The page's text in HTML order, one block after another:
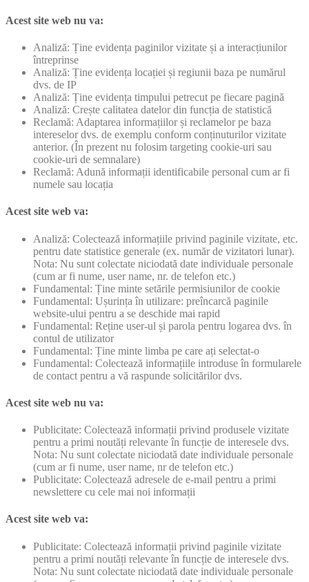
Acest site web nu va:
Analiză: Ține evidența paginilor vizitate și a interacțiunilor
întreprinse
Analiză: Ține evidența locației și regiunii baza pe numărul
dvs. de IP
Analiză: Ține evidența timpului petrecut pe fiecare pagină
Analiză: Crește calitatea datelor din funcția de statistică
Reclamă: Adaptarea informațiilor și reclamelor pe baza
intereselor dvs. de exemplu conform conținuturilor vizitate
anterior. (În prezent nu folosim targeting cookie-uri sau
cookie-uri de semnalare)
Reclamă: Adună informații identificabile personal cum ar fi
numele sau locația
Acest site web va:
Analiză: Colectează informațiile privind paginile vizitate, etc.
pentru date statistice generale (ex. număr de vizitatori lunar).
Nota: Nu sunt colectate niciodată date individuale personale
(cum ar fi nume, user name, nr. de telefon etc.)
Fundamental: Ține minte setările permisiunilor de cookie
Fundamental: Ușurința în utilizare: preîncarcă paginile
website-ului pentru a se deschide mai rapid
Fundamental: Reține user-ul și parola pentru logarea dvs. în
contul de utilizator
Fundamental: Ține minte limba pe care ați selectat-o
Fundamental: Colectează informațiile introduse în formularele
de contact pentru a vă raspunde solicitărilor dvs.
Acest site web nu va:
Publicitate: Colectează informații privind produsele vizitate
pentru a primi noutăți relevante în funcție de interesele dvs.
Nota: Nu sunt colectate niciodată date individuale personale
(cum ar fi nume, user name, nr de telefon etc.)
Publicitate: Colectează adresele de e-mail pentru a primi
newslettere cu cele mai noi informații
Acest site web va:
Publicitate: Colectează informații privind paginile vizitate
pentru a primi noutăți relevante în funcție de interesele dvs.
Nota: Nu sunt colectate niciodată date individuale personale